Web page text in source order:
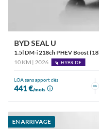
BYD SEAL U
1.5l DM-i 218ch PHEV Boost
10 KM | 2026
HYBRIDE
LOA sans apport dès
441 €/mois
ou
EN ARRIVAGE